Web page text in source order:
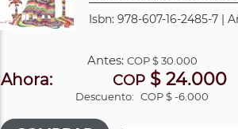
Isbn: 978-607-16-2485-7 |
Antes: COP$ 30.000
Ahora: COP $ 24.000
Descuento: COP $ -6.000